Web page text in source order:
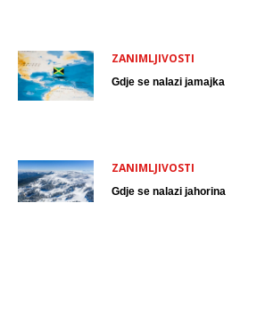
ZANIMLJIVOSTI
Gdje se nalazi jamajka
ZANIMLJIVOSTI
Gdje se nalazi jahorina